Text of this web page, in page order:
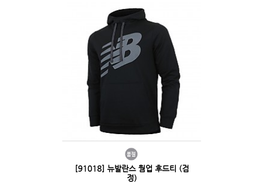
[91018] 뉴발란스 웜업 후드티 (검
정)